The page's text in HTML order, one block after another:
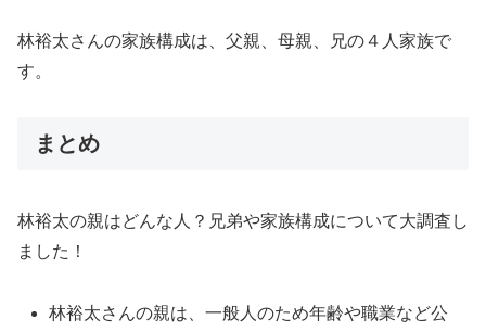
林裕太さんの家族構成は、父親、母親、兄の４人家族で
す。
まとめ
林裕太の親はどんな人？兄弟や家族構成について大調査し
ました！
林裕太さんの親は、一般人のため年齢や職業など公